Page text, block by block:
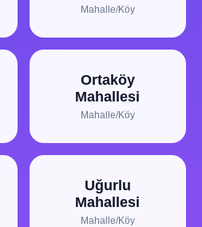
Mahalle/Köy
Ortaköy
Mahallesi
Mahalle/Köy
Uğurlu
Mahallesi
Mahalle/Köy